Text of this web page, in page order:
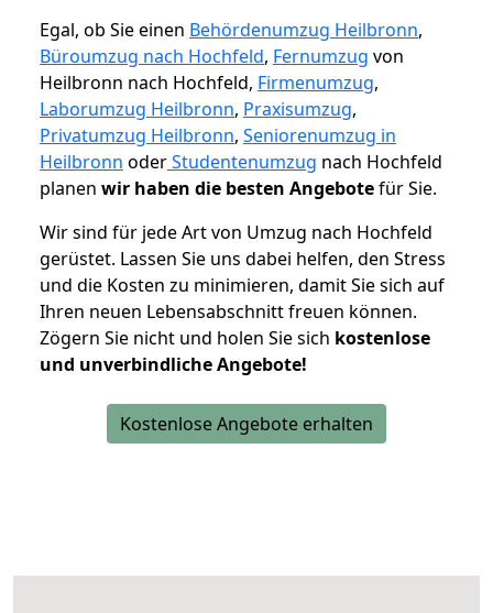
Egal, ob Sie einen Behördenumzug Heilbronn,
Büroumzug nach Hochfeld, Fernumzug von
Heilbronn nach Hochfeld, Firmenumzug,
Laborumzug Heilbronn, Praxisumzug,
Privatumzug Heilbronn, Seniorenumzug in
Heilbronn oderStudentenumzug nach Hochfeld
planen wir haben die besten Angebotefür Sie.
Wir sind für jede Art von Umzug nach Hochfeld
gerüstet. Lassen Sie uns dabei helfen, den Stress
und die Kosten zu minimieren, damit Sie sich auf
Ihren neuen Lebensabschnitt freuen können.
Zögern Sie nicht und holen Sie sich kostenlose
und unverbindliche Angebote!
Kostenlose Angebote erhalten